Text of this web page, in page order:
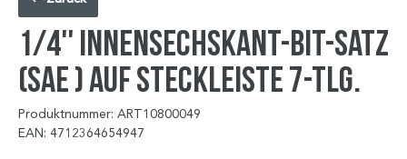
1/4'' Innensechskant-Bit-Satz
(SAE ) auf Steckleiste 7-tlg.
Produktnummer: ART10800049
EAN: 4712364654947